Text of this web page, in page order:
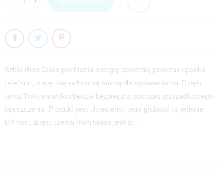
Szkło iRon Glass pochłania energię powstałą podczas upadku
telefonu, stając się ochronną tarczą dla wyświetlacza. Dzięki
temu Twój smartfon będzie bezpieczny podczas przypadkowego
upuszczenia. Produkt jest ultracienki, jego grubość to jedynie
0,4 mm, dzięki czemu iRon Glass jest pr...